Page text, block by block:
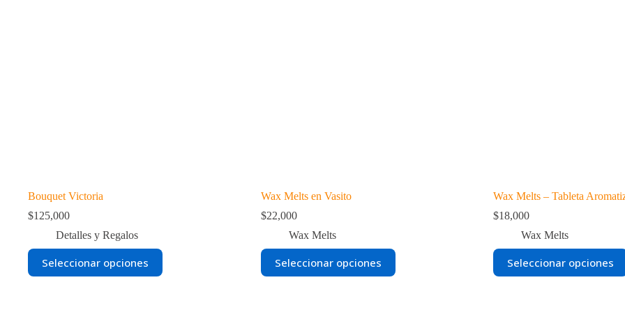
Bouquet Victoria
$125,000
Detalles y Regalos
Seleccionar opciones
Este
producto
tiene
Wax Melts en Vasito
$22,000
Wax Melts
Seleccionar opciones
Este
producto
tiene
Wax Melts – Tableta
$18,000
Wax Melts
Seleccionar opciones
Este
producto
tiene